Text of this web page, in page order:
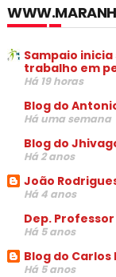
Sampaio
trabalho em
Há 19 horas
Blog do
Há uma semana
Blog do
Há 2 anos
João
Há 4 anos
Dep.
Há 5 anos
Blog do Carlos
Há 5 anos